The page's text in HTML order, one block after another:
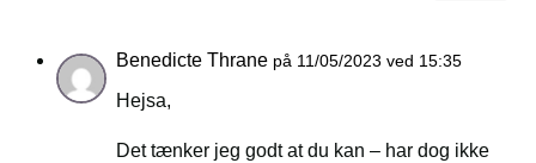
Benedicte Thrane på 11/05/2023 ved 15:35
Hejsa,
Det tænker jeg godt at du kan – har dog ikke